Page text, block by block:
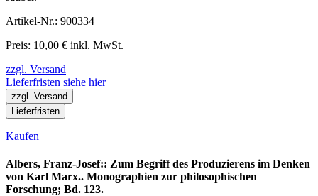
Artikel-Nr.: 900334
Preis: 10,00 € inkl. MwSt.
zzgl. Versand
Lieferfristen siehe hier
zzgl. Versand
Lieferfristen
Kaufen
Albers, Franz-Josef:: Zum Begriff des Produzierens im Denken
von Karl Marx.. Monographien zur philosophischen
Forschung; Bd. 123.